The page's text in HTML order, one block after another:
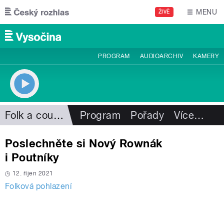
Přejít k hlavnímu obsahu
ŽIVĚ MENU
PROGRAM AUDIOARCHIV KAMERY
Folk a country Program Pořady Více…
Poslechněte si Nový Rownák
i Poutníky
12. říjen 2021
Folková pohlazení